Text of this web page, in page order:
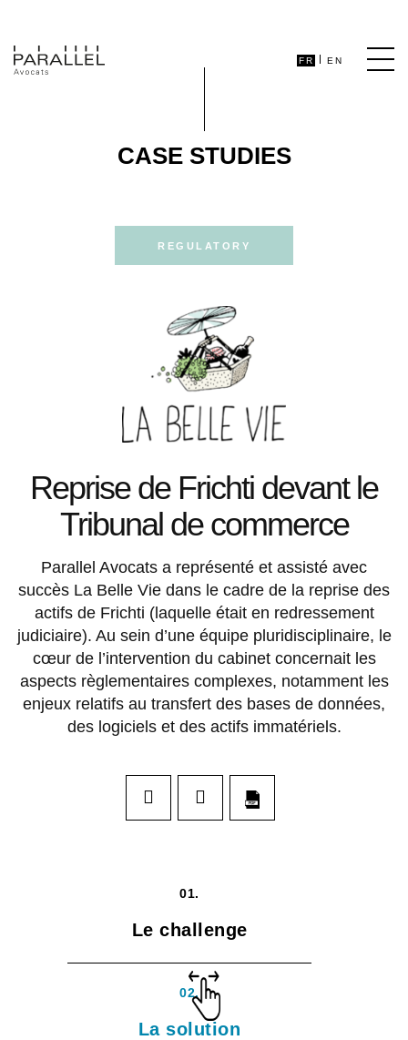
FR EN
CASE STUDIES
REGULATORY
Reprise de Frichti devant le
Tribunal de commerce
Parallel Avocats a représenté et assisté avec
succès La Belle Vie dans le cadre de la reprise des
actifs de Frichti (laquelle était en redressement
judiciaire). Au sein d’une équipe pluridisciplinaire, le
cœur de l’intervention du cabinet concernait les
aspects règlementaires complexes, notamment les
enjeux relatifs au transfert des bases de données,
des logiciels et des actifs immatériels.
01.
Le challenge
02.
La solution